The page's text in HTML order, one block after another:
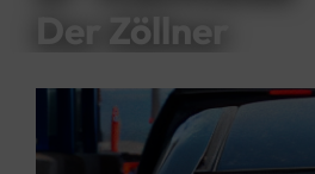
Der Zöllner
Video